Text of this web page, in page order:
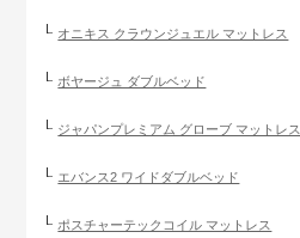
オニキス クラウンジュエル マットレス
ボヤージュ ダブルベッド
ジャパンプレミアム グローブ マットレス
エバンス2 ワイドダブルベッド
ポスチャーテックコイル マットレス